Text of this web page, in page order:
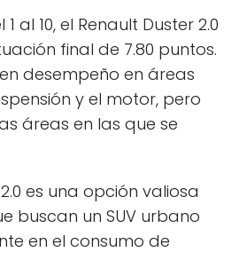
al 10, el Renault Duster 2.0
final de 7.80 puntos.
desempeño en áreas
y el motor, pero
áreas en las que se
es una opción valiosa
buscan un SUV urbano
en el consumo de